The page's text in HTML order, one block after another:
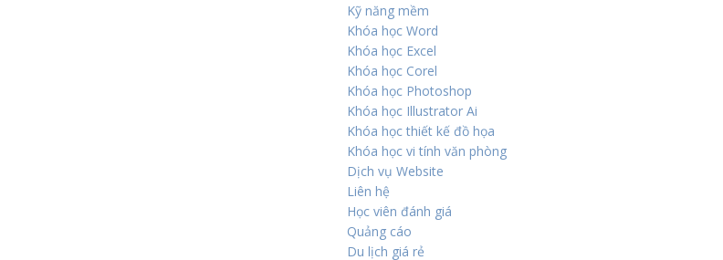
Kỹ năng mềm
Khóa học Word
Khóa học Excel
Khóa học Corel
Khóa học Photoshop
Khóa học Illustrator Ai
Khóa học thiết kế đồ họa
Khóa học vi tính văn phòng
Dịch vụ Website
Liên hệ
Học viên đánh giá
Quảng cáo
Du lịch giá rẻ